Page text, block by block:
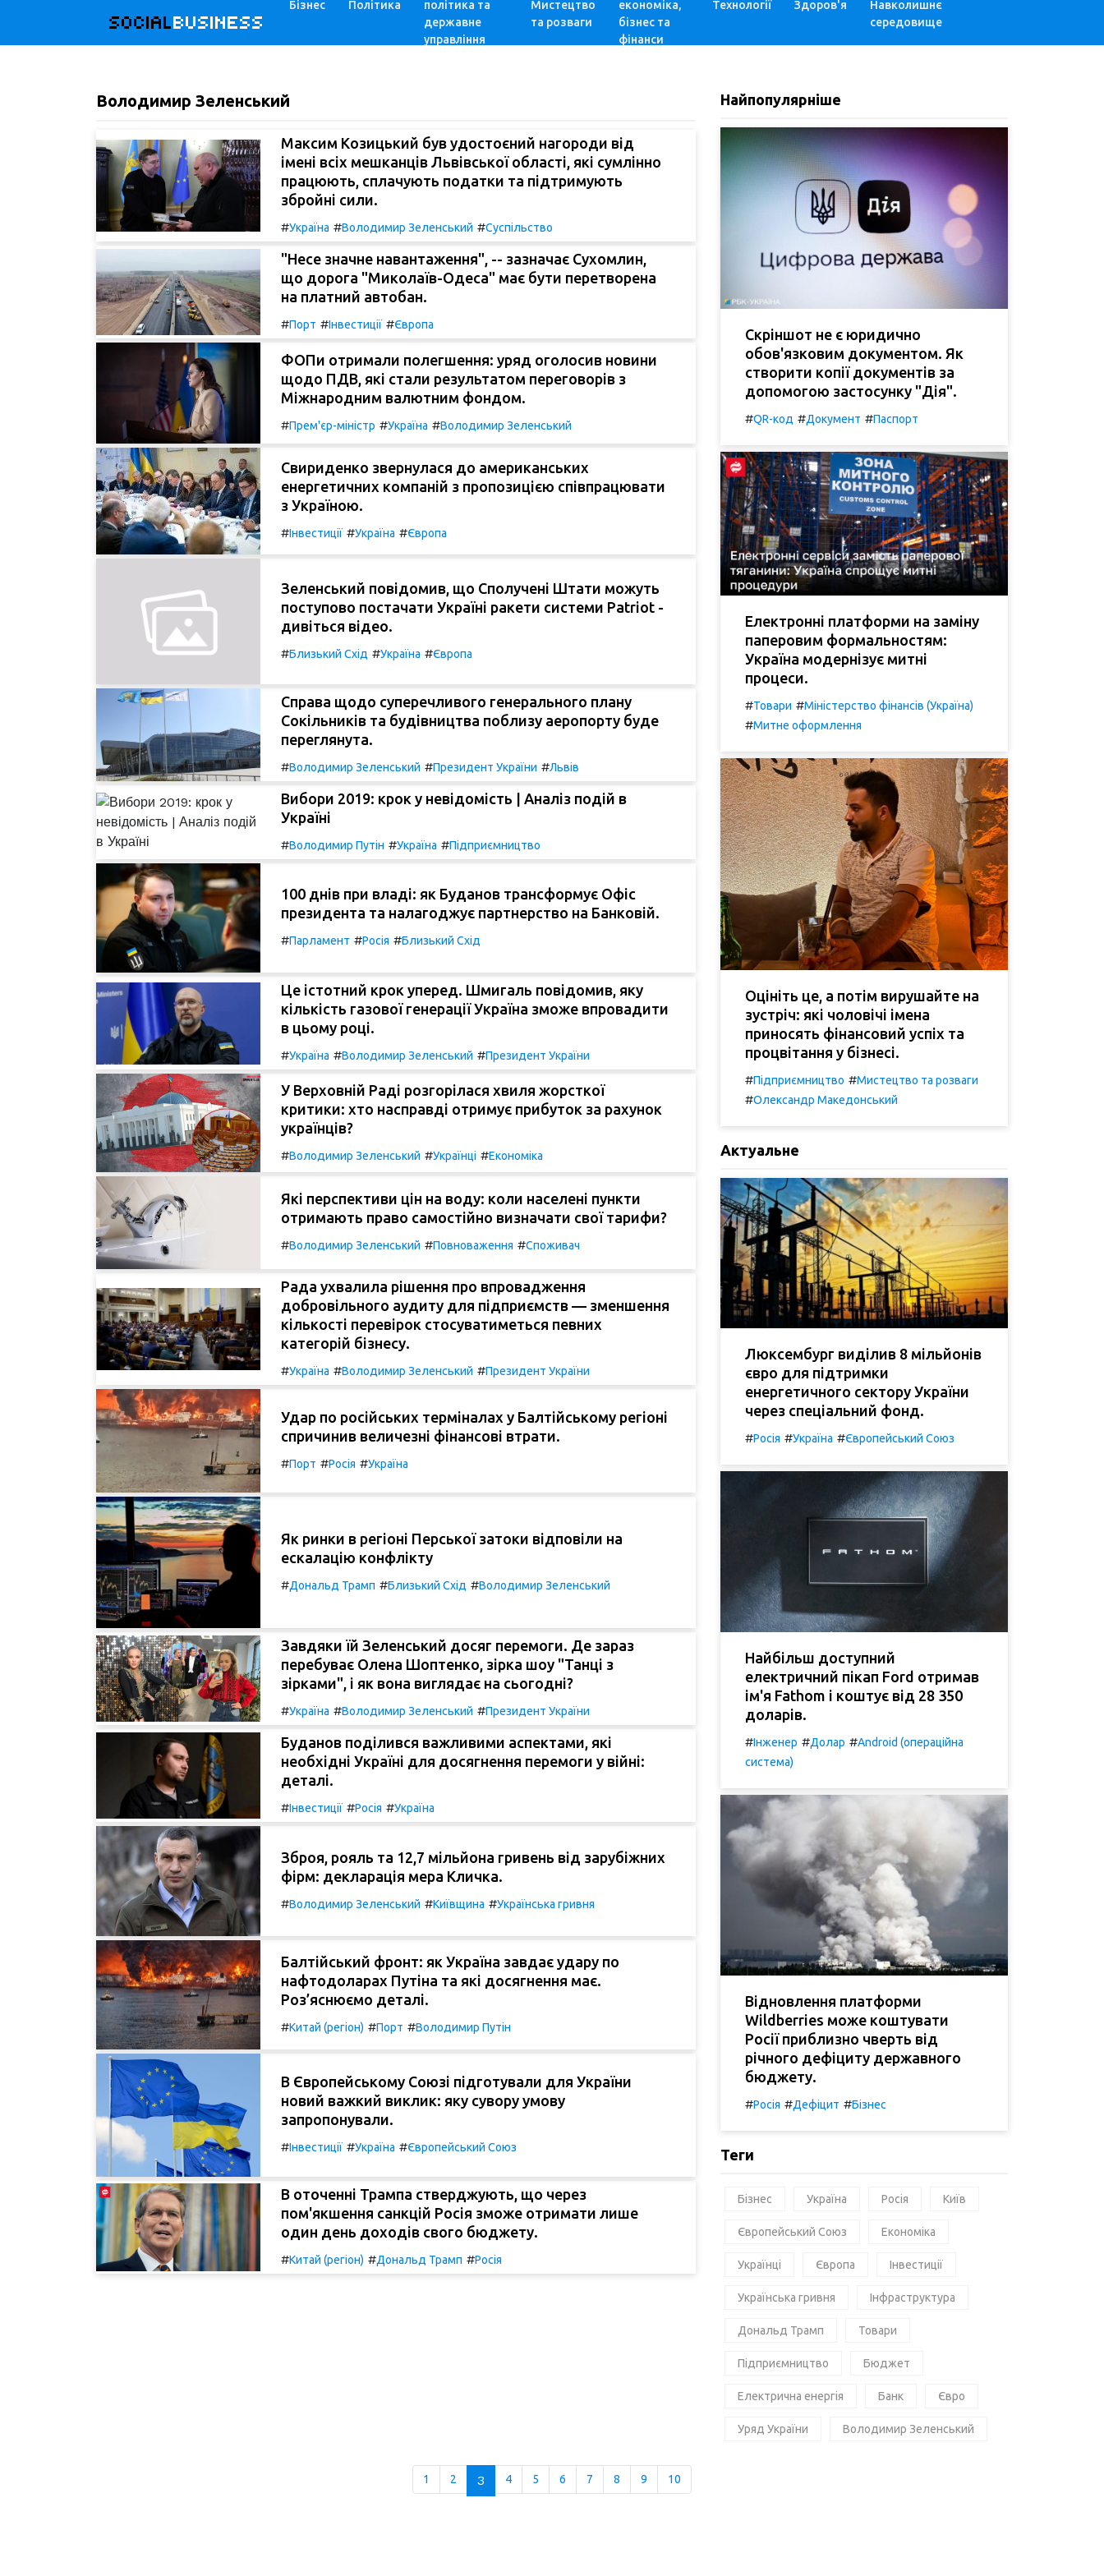
SOCIALBUSINESS
Бізнес Політика
політика та
державне
управління
Мистецтво
та розваги
економіка,
бізнес та
фінанси
Технології Здоров'я
Навколишнє
середовище
Володимир Зеленський
Максим Козицький був удостоєний нагороди від
імені всіх мешканців Львівської області, які сумлінно
працюють, сплачують податки та підтримують
збройні сили.
#Україна #Володимир Зеленський #Суспільство
"Несе значне навантаження", -- зазначає Сухомлин,
що дорога "Миколаїв-Одеса" має бути перетворена
на платний автобан.
#Порт #Інвестиції #Європа
ФОПи отримали полегшення: уряд оголосив новини
щодо ПДВ, які стали результатом переговорів з
Міжнародним валютним фондом.
#Прем'єр-міністр #Україна #Володимир Зеленський
Свириденко звернулася до американських
енергетичних компаній з пропозицією співпрацювати
з Україною.
#Інвестиції #Україна #Європа
Зеленський повідомив, що Сполучені Штати можуть
поступово постачати Україні ракети системи Patriot -
дивіться відео.
#Близький Схід #Україна #Європа
Справа щодо суперечливого генерального плану
Сокільників та будівництва поблизу аеропорту буде
переглянута.
#Володимир Зеленський #Президент України #Львів
Вибори 2019: крок у невідомість | Аналіз подій в
Україні
#Володимир Путін #Україна #Підприємництво
100 днів при владі: як Буданов трансформує Офіс
президента та налагоджує партнерство на Банковій.
#Парламент #Росія #Близький Схід
Це істотний крок уперед. Шмигаль повідомив, яку
кількість газової генерації Україна зможе впровадити
в цьому році.
#Україна #Володимир Зеленський #Президент України
У Верховній Раді розгорілася хвиля жорсткої
критики: хто насправді отримує прибуток за рахунок
українців?
#Володимир Зеленський #Українці #Економіка
Які перспективи цін на воду: коли населені пункти
отримають право самостійно визначати свої тарифи?
#Володимир Зеленський #Повноваження #Споживач
Рада ухвалила рішення про впровадження
добровільного аудиту для підприємств — зменшення
кількості перевірок стосуватиметься певних
категорій бізнесу.
#Україна #Володимир Зеленський #Президент України
Удар по російських терміналах у Балтійському регіоні
спричинив величезні фінансові втрати.
#Порт #Росія #Україна
Як ринки в регіоні Перської затоки відповіли на
ескалацію конфлікту
#Дональд Трамп #Близький Схід #Володимир Зеленський
Завдяки їй Зеленський досяг перемоги. Де зараз
перебуває Олена Шоптенко, зірка шоу "Танці з
зірками", і як вона виглядає на сьогодні?
#Україна #Володимир Зеленський #Президент України
Буданов поділився важливими аспектами, які
необхідні Україні для досягнення перемоги у війні:
деталі.
#Інвестиції #Росія #Україна
Зброя, рояль та 12,7 мільйона гривень від зарубіжних
фірм: декларація мера Кличка.
#Володимир Зеленський #Київщина #Українська гривня
Балтійський фронт: як Україна завдає удару по
нафтодоларах Путіна та які досягнення має.
Роз’яснюємо деталі.
#Китай (регіон) #Порт #Володимир Путін
В Європейському Союзі підготували для України
новий важкий виклик: яку сувору умову
запропонували.
#Інвестиції #Україна #Європейський Союз
В оточенні Трампа стверджують, що через
пом'якшення санкцій Росія зможе отримати лише
один день доходів свого бюджету.
#Китай (регіон) #Дональд Трамп #Росія
Найпопулярніше
Скріншот не є юридично
обов'язковим документом. Як
створити копії документів за
допомогою застосунку "Дія".
#QR-код #Документ #Паспорт
Електронні платформи на заміну
паперовим формальностям:
Україна модернізує митні
процеси.
#Товари #Міністерство фінансів (Україна)
#Митне оформлення
Оцініть це, а потім вирушайте на
зустріч: які чоловічі імена
приносять фінансовий успіх та
процвітання у бізнесі.
#Підприємництво #Мистецтво та розваги
#Олександр Македонський
Актуальне
Люксембург виділив 8 мільйонів
євро для підтримки
енергетичного сектору України
через спеціальний фонд.
#Росія #Україна #Європейський Союз
Найбільш доступний
електричний пікап Ford отримав
ім'я Fathom і коштує від 28 350
доларів.
#Інженер #Долар #Android (операційна
система)
Відновлення платформи
Wildberries може коштувати
Росії приблизно чверть від
річного дефіциту державного
бюджету.
#Росія #Дефіцит #Бізнес
Теги
Бізнес Україна Росія Київ
Європейський Союз Економіка
Українці Європа Інвестиції
Українська гривня Інфраструктура
Дональд Трамп Товари
Підприємництво Бюджет
Електрична енергія Банк Євро
Уряд України Володимир Зеленський
1 2 3 4 5 6 7 8 9 10